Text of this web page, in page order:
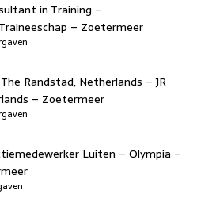
in Training –
– Zoetermeer
Randstad, Netherlands – JR
– Zoetermeer
Luiten – Olympia –